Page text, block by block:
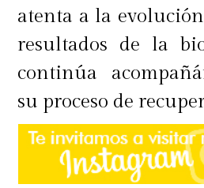
atenta a la
resultados de la
continúa
su proceso de